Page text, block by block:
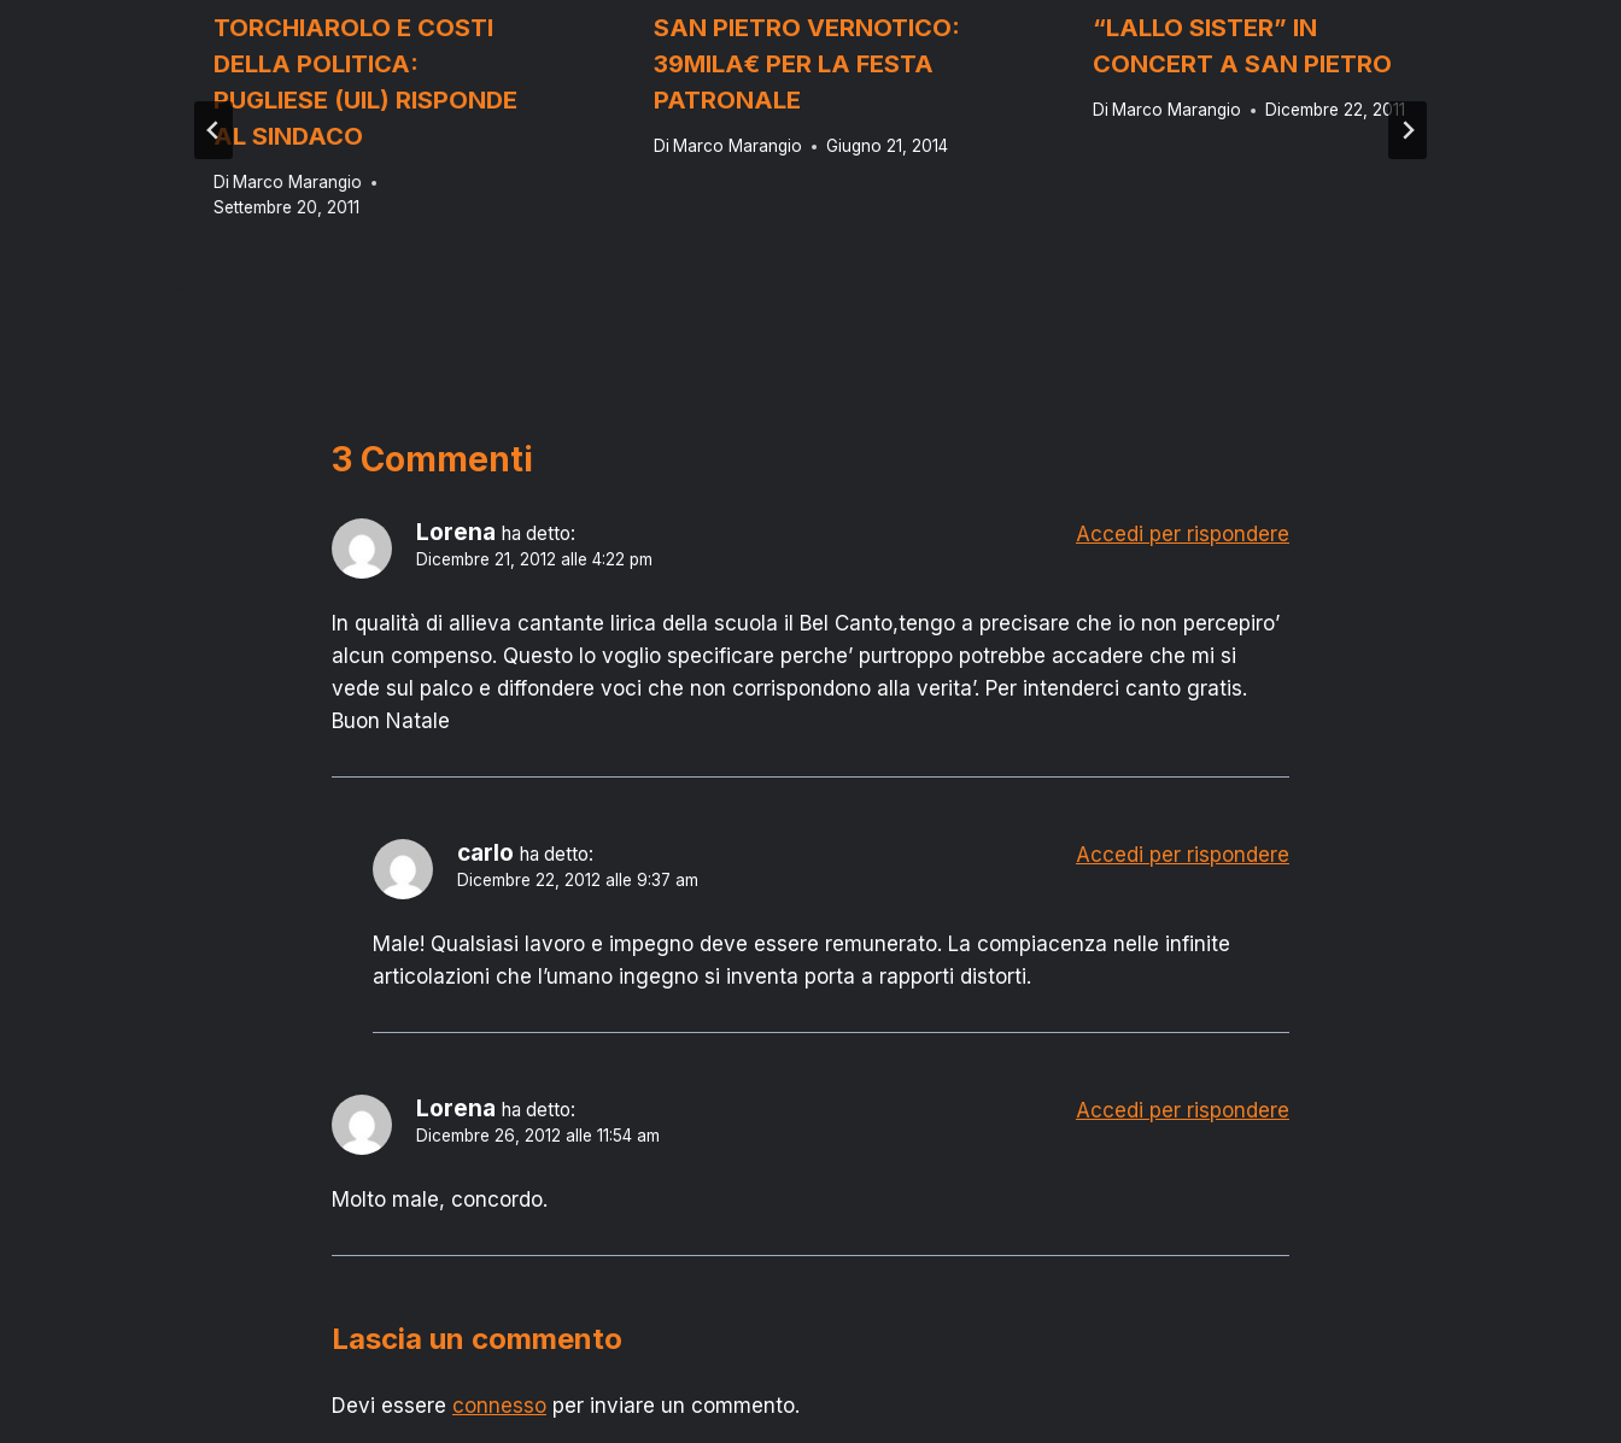
TORCHIAROLO E COSTI
DELLA POLITICA:
PUGLIESE (UIL) RISPONDE
AL SINDACO
Di Marco Marangio
Settembre 20, 2011
SAN PIETRO VERNOTICO:
39MILA€ PER LA FESTA
PATRONALE
Di Marco Marangio Giugno 21, 2014
“LALLO SISTER” IN
CONCERT A SAN PIETRO
Di Marco Marangio Dicembre 22, 2011
3 Commenti
Lorena ha detto:
Dicembre 21, 2012 alle 4:22 pm
In qualità di allieva cantante lirica della scuola il Bel Canto,tengo a precisare che io non percepiro’
alcun compenso. Questo lo voglio specificare perche’ purtroppo potrebbe accadere che mi si
vede sul palco e diffondere voci che non corrispondono alla verita’. Per intenderci canto gratis.
Buon Natale
Accedi per rispondere
carlo ha detto:
Dicembre 22, 2012 alle 9:37 am
Male! Qualsiasi lavoro e impegno deve essere remunerato. La compiacenza nelle infinite
articolazioni che l’umano ingegno si inventa porta a rapporti distorti.
Accedi per rispondere
Lorena ha detto:
Dicembre 26, 2012 alle 11:54 am
Molto male, concordo.
Accedi per rispondere
Lascia un commento
Devi essere connesso per inviare un commento.